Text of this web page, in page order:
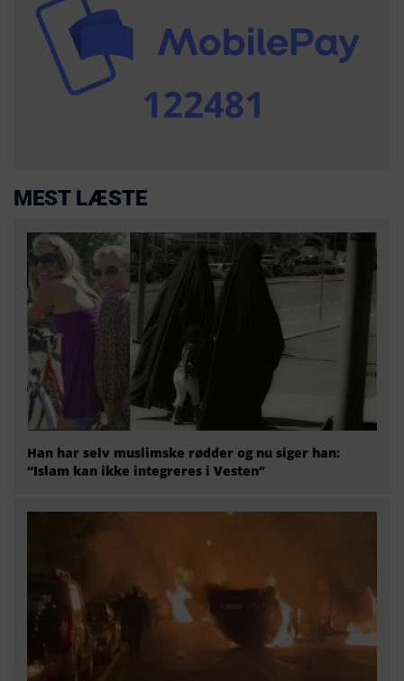
MEST LÆSTE
Han har selv muslimske rødder og nu siger han:
“Islam kan ikke integreres i Vesten”